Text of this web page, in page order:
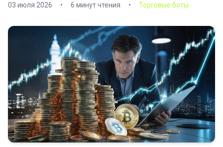
03 июля 2026 • 6 минут чтения • Торговые боты